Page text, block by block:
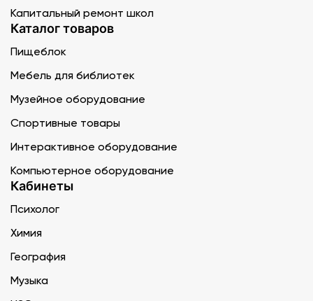
Капитальный ремонт школ
Каталог товаров
Пищеблок
Мебель для библиотек
Музейное оборудование
Спортивные товары
Интерактивное оборудование
Компьютерное оборудование
Кабинеты
Психолог
Химия
География
Музыка